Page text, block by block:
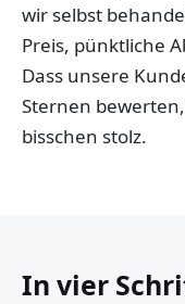
wir selbst
Preis, pünktliche
Dass unsere
Sternen
bisschen stolz.
In vier